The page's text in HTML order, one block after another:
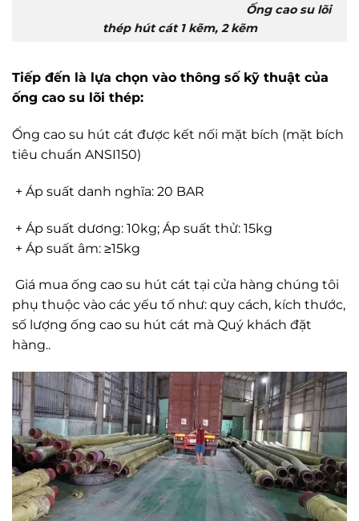
Ống cao su lõi
thép hút cát 1 kẽm, 2 kẽm
Tiếp đến là lựa chọn vào thông số kỹ thuật của
ống cao su lõi thép:
Ống cao su hút cát được kết nối mặt bích (mặt bích
tiêu chuẩn ANSI150)
+ Áp suất danh nghĩa: 20 BAR
+ Áp suất dương: 10kg; Áp suất thử: 15kg
+ Áp suất âm: ≥15kg
Giá mua ống cao su hút cát tại cửa hàng chúng tôi
phụ thuộc vào các yếu tố như: quy cách, kích thước,
số lượng ống cao su hút cát mà Quý khách đặt
hàng..